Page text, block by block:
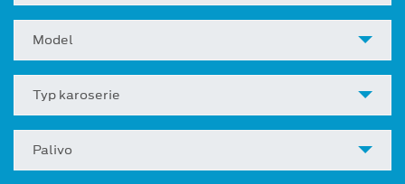
Model
Typ karoserie
Palivo